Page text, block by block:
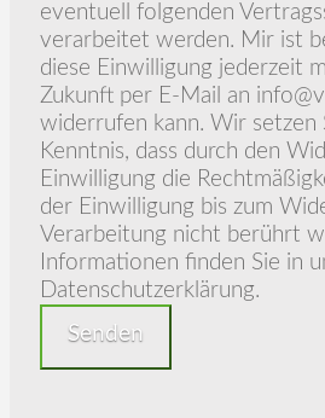
eventuell folgenden
verarbeitet werden. Mir ist
diese Einwilligung jederzeit
Zukunft per E-Mail an
widerrufen kann. Wir setzen
Kenntnis, dass durch den
Einwilligung die
der Einwilligung bis zum
Verarbeitung nicht berührt
Informationen finden Sie in
Datenschutzerklärung.
Senden